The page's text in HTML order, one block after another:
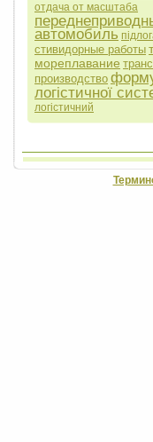
отдача от масштаба
автомобиль
стивидорные работы
мореплавание
производство
логістичної
логістичний